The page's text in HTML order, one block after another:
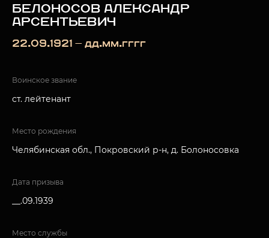
БЕЛОНОСОВ АЛЕКСАНДР
АРСЕНТЬЕВИЧ
22.09.1921 — дд.мм.гггг
Воинское звание
ст. лейтенант
Место рождения
Челябинская обл., Покровский р-н, д. Болоносовка
Дата призыва
__.09.1939
Место службы